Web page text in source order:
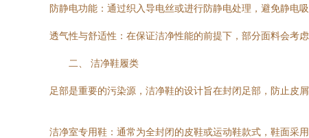
防静电功能：通过织入导电丝或进行防静电处理，避免静电
透气性与舒适性：在保证洁净性能的前提下，部分面料会考
二、 洁净鞋履类
足部是重要的污染源，洁净鞋的设计旨在封闭足部，防止皮
洁净室专用鞋：通常为全封闭的皮鞋或运动鞋款式，鞋面采